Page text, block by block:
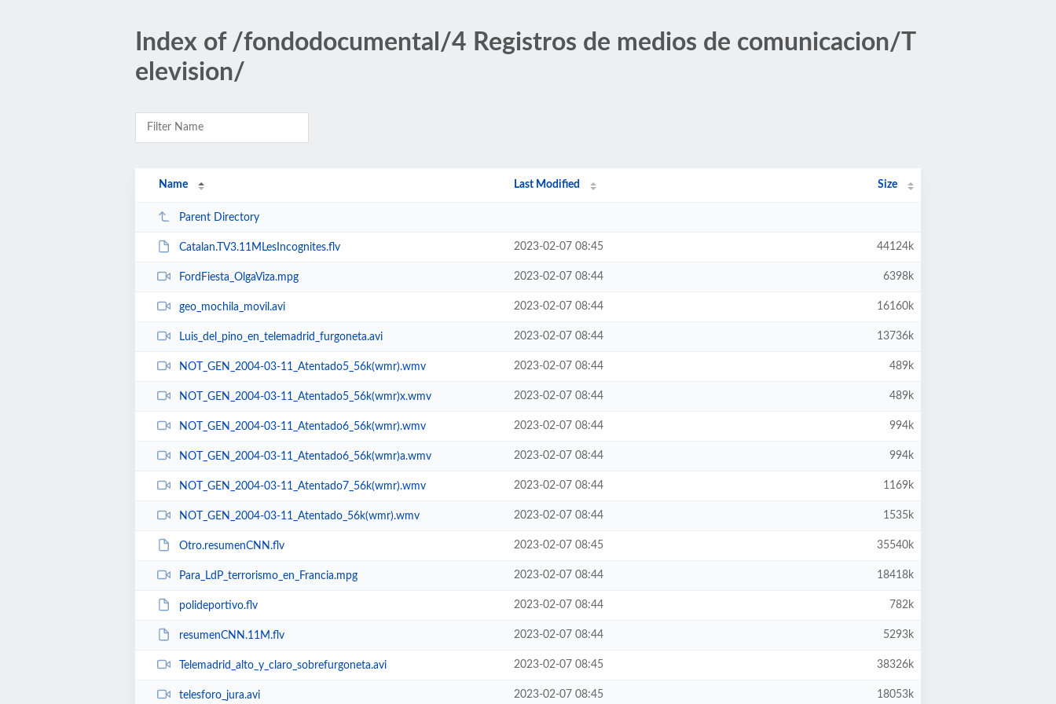
Index of /fondodocumental/4 Registros de medios de comunicacion/T
elevision/
Name Last Modified Size
Parent Directory
Catalan.TV3.11MLesIncognites.flv 2023-02-07 08:45 44124k
FordFiesta_OlgaViza.mpg 2023-02-07 08:44 6398k
geo_mochila_movil.avi 2023-02-07 08:44 16160k
Luis_del_pino_en_telemadrid_furgoneta.avi 2023-02-07 08:44 13736k
NOT_GEN_2004-03-11_Atentado5_56k(wmr).wmv 2023-02-07 08:44 489k
NOT_GEN_2004-03-11_Atentado5_56k(wmr)x.wmv 2023-02-07 08:44 489k
NOT_GEN_2004-03-11_Atentado6_56k(wmr).wmv 2023-02-07 08:44 994k
NOT_GEN_2004-03-11_Atentado6_56k(wmr)a.wmv 2023-02-07 08:44 994k
NOT_GEN_2004-03-11_Atentado7_56k(wmr).wmv 2023-02-07 08:44 1169k
NOT_GEN_2004-03-11_Atentado_56k(wmr).wmv 2023-02-07 08:44 1535k
Otro.resumenCNN.flv 2023-02-07 08:45 35540k
Para_LdP_terrorismo_en_Francia.mpg 2023-02-07 08:44 18418k
polideportivo.flv 2023-02-07 08:44 782k
resumenCNN.11M.flv 2023-02-07 08:44 5293k
Telemadrid_alto_y_claro_sobrefurgoneta.avi 2023-02-07 08:45 38326k
telesforo_jura.avi 2023-02-07 08:45 18053k